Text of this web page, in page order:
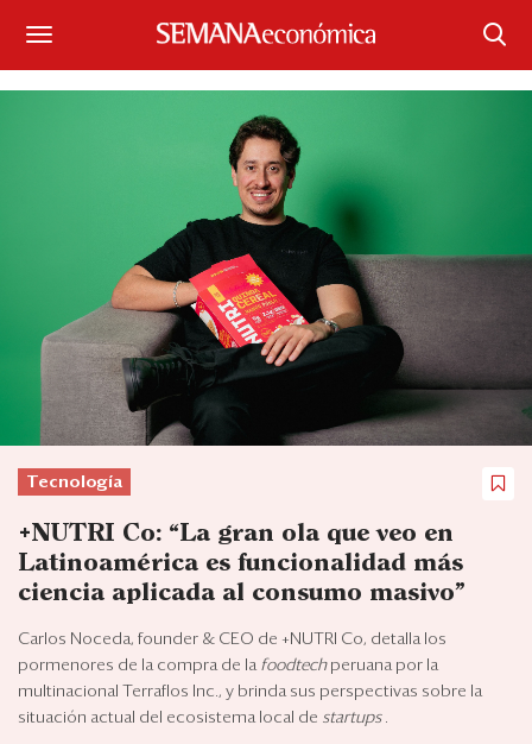
Suscríbase
¿Qué está pasando?
Sectores y Empresas
Management
Economía y Finanzas
Legal y Política
Eventos
Blogs
Ranking CEO
Edición Impresa
Tecnología
+NUTRI Co: “La gran ola que veo en
Latinoamérica es funcionalidad más
ciencia aplicada al consumo masivo”
Carlos Noceda, founder & CEO de +NUTRI Co, detalla los
pormenores de la compra de la foodtech peruana por la
multinacional Terraflos Inc., y brinda sus perspectivas sobre la
situación actual del ecosistema local de startups